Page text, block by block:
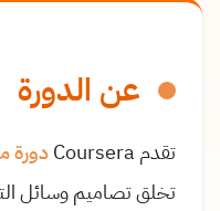
عن الدورة
تقدم Coursera دورة
تخلق تصاميم وسائل